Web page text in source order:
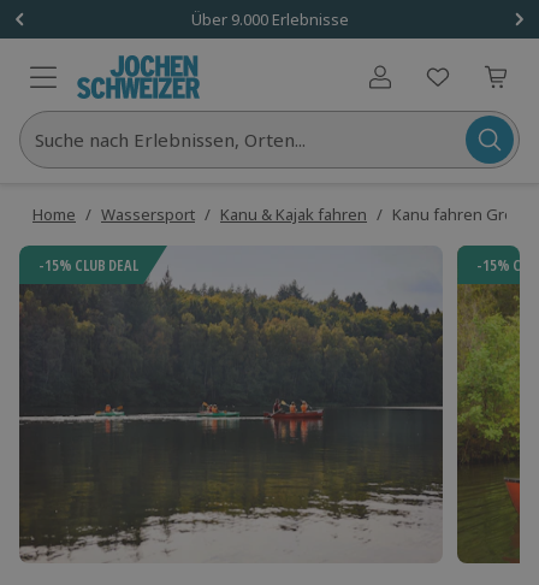
Über 9.000 Erlebnisse
Benutzerkonto
Suche nach Erlebnissen, Orten...
Home / Wassersport / Kanu & Kajak fahren / Kanu fahren Groß
-15% CLUB DEAL -15%